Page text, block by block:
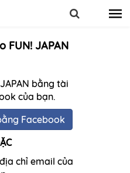
FUN! JAPAN
bằng tài
của bạn.
Facebook
chỉ email của